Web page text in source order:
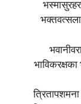
त्रितापशमना